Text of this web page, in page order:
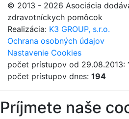
© 2013 - 2026 Asociácia
zdravotníckych pomôcok
Realizácia: K3 GROUP, s.r.o.
Ochrana osobných údajov
Nastavenie Cookies
počet prístupov od 29.08.2013:
počet prístupov dnes: 194
Príjmete naše